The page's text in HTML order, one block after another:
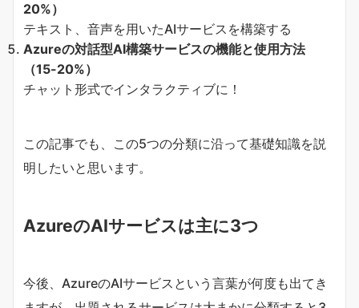
20%）
テキスト、音声を用いたAIサービスを構築する
Azureの対話型AI構築サービスの機能と使用方法
（15-20%）
チャット形式でインタラクティブに！
この記事でも、この5つの分類に沿って基礎知識を説
明したいと思います。
AzureのAIサービスは主に3つ
今後、AzureのAIサービスという言葉が何度も出てき